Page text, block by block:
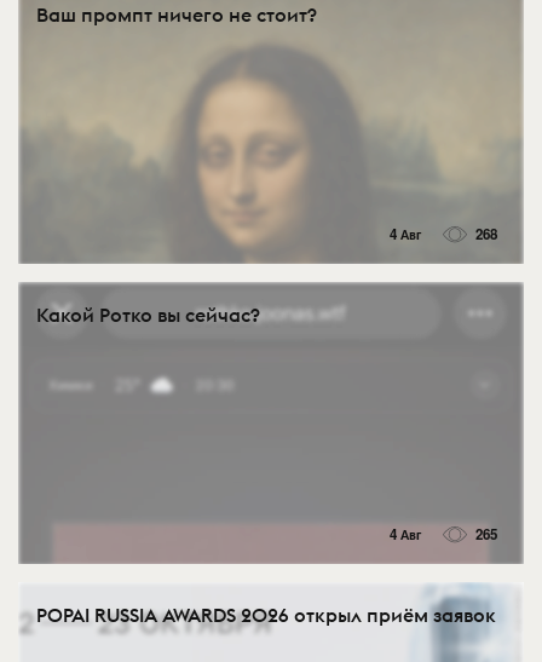
Ваш промпт ничего не стоит?
4 Авг 268
Какой Ротко вы сейчас?
4 Авг 265
POPAI RUSSIA AWARDS 2026 открыл приём заявок